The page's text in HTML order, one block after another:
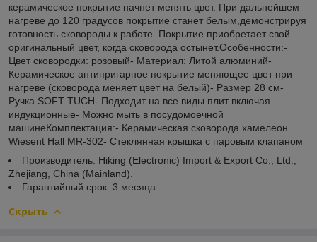
керамическое покрытие начнет менять цвет. При дальнейшем
нагреве до 120 градусов покрытие станет белым,демонстрируя
готовность сковороды к работе. Покрытие приобретает свой
оригинальный цвет, когда сковорода остынет.Особенности:-
Цвет сковородки: розовый- Материал: Литой алюминий-
Керамическое антипригарное покрытие меняющее цвет при
нагреве (сковорода меняет цвет на белый)- Размер 28 см-
Ручка SOFT TUCH- Подходит на все виды плит включая
индукционные- Можно мыть в посудомоечной
машинеКомплектация:- Керамическая сковорода хамелеон
Wiesent Hall MR-302- Стеклянная крышка с паровым клапаном
Производитель: Hiking (Electronic) Import & Export Co., Ltd.,
Zhejiang, China (Mainland).
Гарантийный срок: 3 месяца.
Скрыть